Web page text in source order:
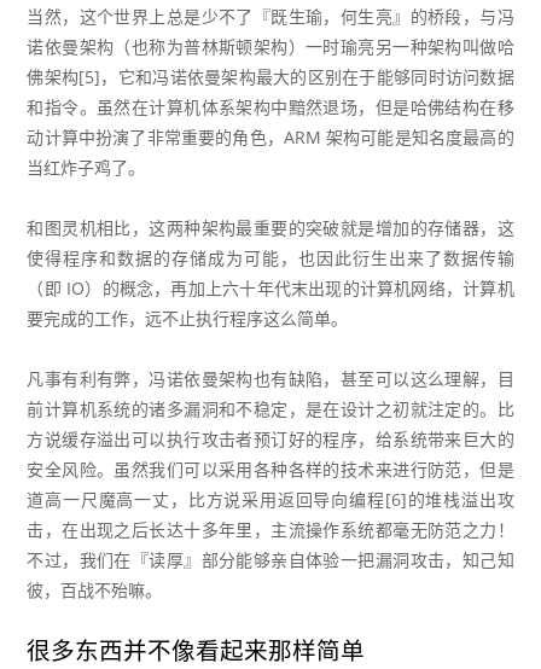
当然，这个世界上总是少不了『既生瑜，何生亮』的桥段，与冯
诺依曼架构（也称为普林斯顿架构）一时瑜亮另一种架构叫做哈
佛架构[5]，它和冯诺依曼架构最大的区别在于能够同时访问数据
和指令。虽然在计算机体系架构中黯然退场，但是哈佛结构在移
动计算中扮演了非常重要的角色，ARM 架构可能是知名度最高的
当红炸子鸡了。
和图灵机相比，这两种架构最重要的突破就是增加的存储器，这
使得程序和数据的存储成为可能，也因此衍生出来了数据传输
（即 IO）的概念，再加上六十年代末出现的计算机网络，计算机
要完成的工作，远不止执行程序这么简单。
凡事有利有弊，冯诺依曼架构也有缺陷，甚至可以这么理解，目
前计算机系统的诸多漏洞和不稳定，是在设计之初就注定的。比
方说缓存溢出可以执行攻击者预订好的程序，给系统带来巨大的
安全风险。虽然我们可以采用各种各样的技术来进行防范，但是
道高一尺魔高一丈，比方说采用返回导向编程[6]的堆栈溢出攻
击，在出现之后长达十多年里，主流操作系统都毫无防范之力！
不过，我们在『读厚』部分能够亲自体验一把漏洞攻击，知己知
彼，百战不殆嘛。
很多东西并不像看起来那样简单